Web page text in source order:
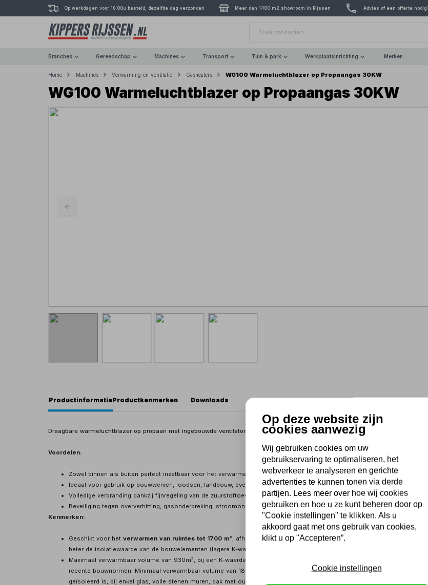
Op werkdagen voor 16.00u besteld, dezelfde dag verzonden Meer dan 1400 m2 showroom in Rijssen Advies of een offerte
Branches Gereedschap Machines Transport Tuin & park Werkplaatsinrichting Merken
Home Machines Verwarming en ventilatie Gasheaters WG100 Warmeluchtblazer op Propaangas 30KW
WG100 Warmeluchtblazer op Propaangas 30KW
ProductinformatieProductkenmerken Downloads
Draagbare warmeluchtblazer op propaan met ingebouwde ventilator.
Voordelen:
Zowel binnen als buiten perfect inzetbaar voor het verwarmen en ontdooien van geventileerde ruimtes
Ideaal voor gebruik op bouwwerven, loodsen, landbouw, events, werkplaatsen, etc.
Volledige verbranding dankzij fijnregeling van de zuurstoftoevoer
Beveiliging tegen oververhitting, gasonderbreking, stroomonderbreking, omkantelen
Kenmerken:
Geschikt voor hetverwarmen van ruimtes tot 1700 m³, afhankelijk van de isolatie en de ventilatie van de ruimte. Hoe
beter de isolatiewaarde van de bouwelementen (lagere K-waarde), hoe groter de ruimte die u kan verwarmen.
Maximaal verwarmbaar volume van 930m³, bij een K-waarde van 0,5: in geval het gebouw goed geïsoleerd is volgens
recente bouwnormen. Minimaal verwarmbaar volume van 180m³, bij een K-waarde van 2,5,: in geval het gebouw niet
geïsoleerd is, bij enkel glas, volle stenen muren, dak met oude golfplaten, of voor ruimtes waar poorten geregeld open.
Op deze website zijn
cookies aanwezig
Wij gebruiken cookies om uw
gebruikservaring te optimaliseren, het
webverkeer te analyseren en gerichte
advertenties te kunnen tonen via derde
partijen. Lees meer over hoe wij cookies
gebruiken en hoe u ze kunt beheren door op
"Cookie instellingen" te klikken. Als u
akkoord gaat met ons gebruik van cookies,
klikt u op "Accepteren”.
Cookie instellingen